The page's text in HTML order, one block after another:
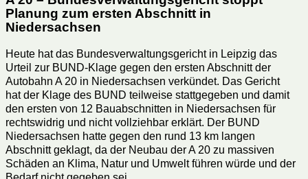
Planung zum ersten Abschnitt in
Niedersachsen
Heute hat das Bundesverwaltungsgericht in Leipzig das
Urteil zur BUND-Klage gegen den ersten Abschnitt der
Autobahn A 20 in Niedersachsen verkündet. Das Gericht
hat der Klage des BUND teilweise stattgegeben und damit
den ersten von 12 Bauabschnitten in Niedersachsen für
rechtswidrig und nicht vollziehbar erklärt. Der BUND
Niedersachsen hatte gegen den rund 13 km langen
Abschnitt geklagt, da der Neubau der A 20 zu massiven
Schäden an Klima, Natur und Umwelt führen würde und der